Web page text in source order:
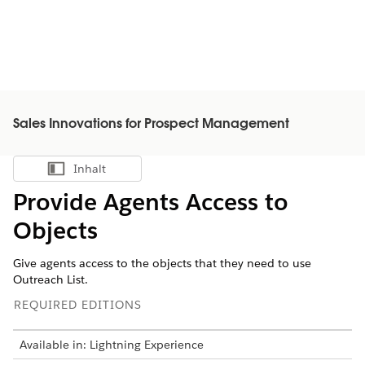
Sales Innovations for Prospect Management
Inhalt anzeigen
Inhalt
Provide Agents Access to
Objects
Give agents access to the objects that they need to use
Outreach List.
REQUIRED EDITIONS
Available in: Lightning Experience